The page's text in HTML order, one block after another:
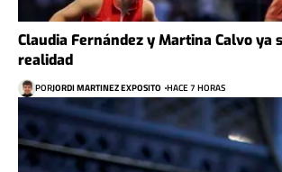
Claudia Fernández y Martina Calvo ya
realidad
PORJORDI MARTINEZ EXPOSITO HACE 7 HORAS